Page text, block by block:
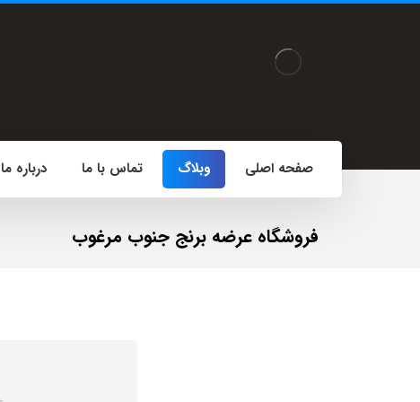
صفحه اصلی وبلاگ تماس با ما درباره ما
فروشگاه عرضه برنج جنوب مرغوب